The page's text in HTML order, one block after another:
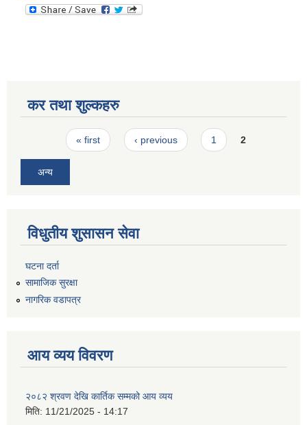
कर तथा शुल्कहरु
Pages« first ‹ previous 1 2
अन्य
विधुतीय शुसासन सेवा
घटना दर्ता
सामाजिक सुरक्षा
नागरिक वडापत्र
आय व्यय विवरण
२०८२ श्रवण देखि कार्तिक सम्मको आय व्यय
मिति: 11/21/2025 - 14:17